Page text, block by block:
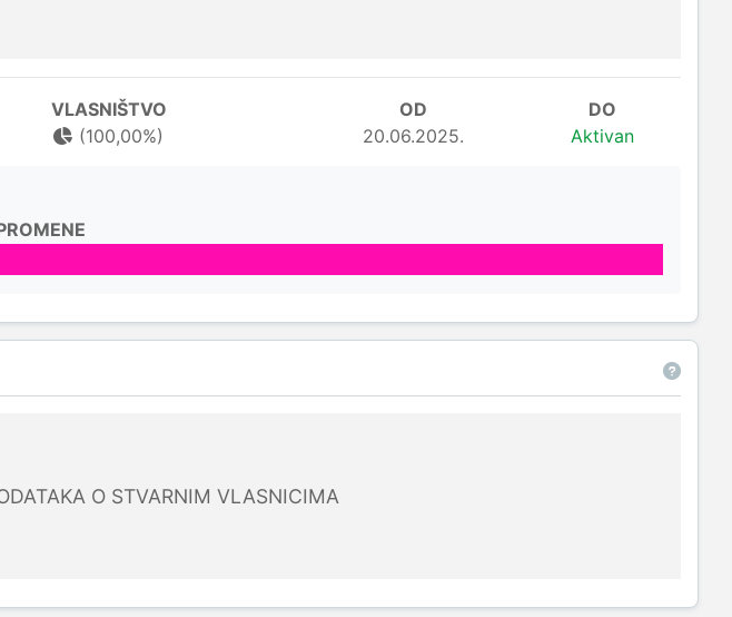
VLASNIŠTVO OD
DO
(100,00%) 20.06.2025. Aktivan
O STVARNIM VLASNICIMA